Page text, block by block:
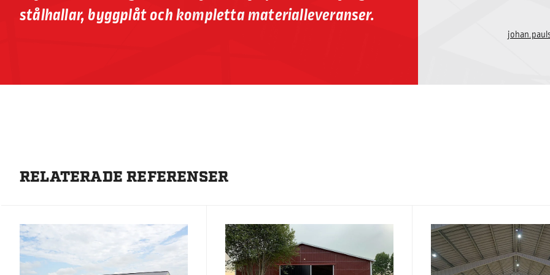
stålhallar, byggplåt och kompletta materialleveranser.
RELATERADE REFERENSER